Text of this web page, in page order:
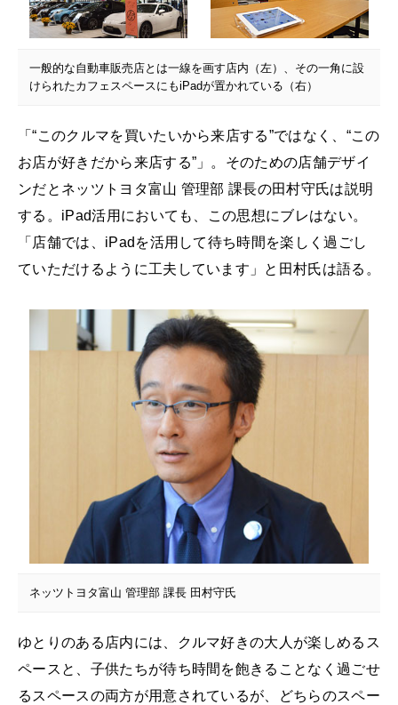
一般的な自動車販売店とは一線を画す店内（左）、その一角に設
けられたカフェスペースにもiPadが置かれている（右）
「“このクルマを買いたいから来店する”ではなく、“この
お店が好きだから来店する”」。そのための店舗デザイ
ンだとネッツトヨタ富山 管理部 課長の田村守氏は説明
する。iPad活用においても、この思想にブレはない。
「店舗では、iPadを活用して待ち時間を楽しく過ごし
ていただけるように工夫しています」と田村氏は語る。
ネッツトヨタ富山 管理部 課長 田村守氏
ゆとりのある店内には、クルマ好きの大人が楽しめるス
ペースと、子供たちが待ち時間を飽きることなく過ごせ
るスペースの両方が用意されているが、どちらのスペー